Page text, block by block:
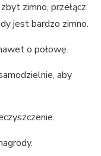
zimno, przełącz
jest bardzo zimno.
o połowę.
aby